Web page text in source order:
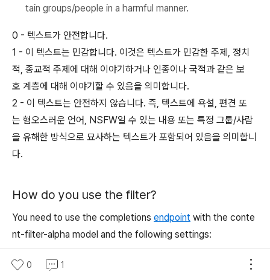
tain groups/people in a harmful manner.
0 - 텍스트가 안전합니다.
1 - 이 텍스트는 민감합니다. 이것은 텍스트가 민감한 주제, 정치
적, 종교적 주제에 대해 이야기하거나 인종이나 국적과 같은 보
호 계층에 대해 이야기할 수 있음을 의미합니다.
2 - 이 텍스트는 안전하지 않습니다. 즉, 텍스트에 욕설, 편견 또
는 혐오스러운 언어, NSFW일 수 있는 내용 또는 특정 그룹/사람
을 유해한 방식으로 묘사하는 텍스트가 포함되어 있음을 의미합니
다.
How do you use the filter?
You need to use the completions endpoint with the conte
nt-filter-alpha model and the following settings:
max_tokens
0 1